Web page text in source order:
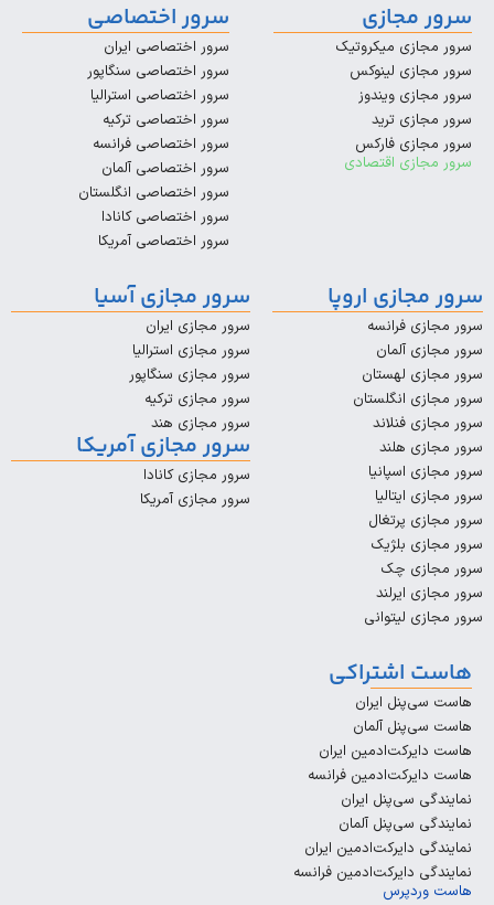
میکروتیک
لینوکس
ویندوز
ترید
فارکس
اقتصادی
سرور اختصاصی
سرور اختصاصی ایران
سرور اختصاصی سنگاپور
سرور اختصاصی استرالیا
سرور اختصاصی ترکیه
سرور اختصاصی فرانسه
سرور اختصاصی آلمان
سرور اختصاصی انگلستان
سرور اختصاصی کانادا
سرور اختصاصی آمریکا
اروپا
فرانسه
آلمان
لهستان
انگلستان
فنلاند
هلند
اسپانیا
پرتغال
بلژیک
چک
لیتوانی
سرور مجازی آسیا
سرور مجازی ایران
سرور مجازی استرالیا
سرور مجازی سنگاپور
سرور مجازی ترکیه
سرور مجازی هند
سرور مجازی آمریکا
سرور مجازی کانادا
سرور مجازی آمریکا
ایران
آلمان
ایران
فرانسه
ایران
سی‌پنل آلمان
دایرکت‌ادمین ایران
دایرکت‌ادمین فرانسه